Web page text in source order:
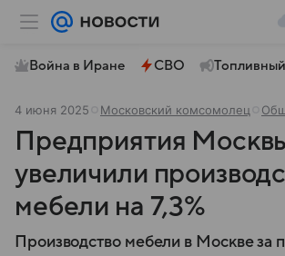
Война в Иране СВО
4 июня 2025 Московский комсомолец
Предприятия
увеличили
мебели на 7,3%
Производство мебели в Москве за